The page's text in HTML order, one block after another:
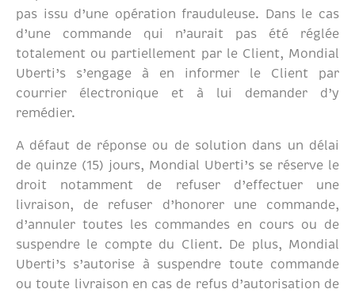
pas issu d’une opération frauduleuse. Dans le cas
d’une commande qui n’aurait pas été réglée
totalement ou partiellement par le Client, Mondial
Uberti’s s’engage à en informer le Client par
courrier électronique et à lui demander d’y
remédier.
A défaut de réponse ou de solution dans un délai
de quinze (15) jours, Mondial Uberti’s se réserve le
droit notamment de refuser d’effectuer une
livraison, de refuser d’honorer une commande,
d’annuler toutes les commandes en cours ou de
suspendre le compte du Client. De plus, Mondial
Uberti’s s’autorise à suspendre toute commande
ou toute livraison en cas de refus d’autorisation de